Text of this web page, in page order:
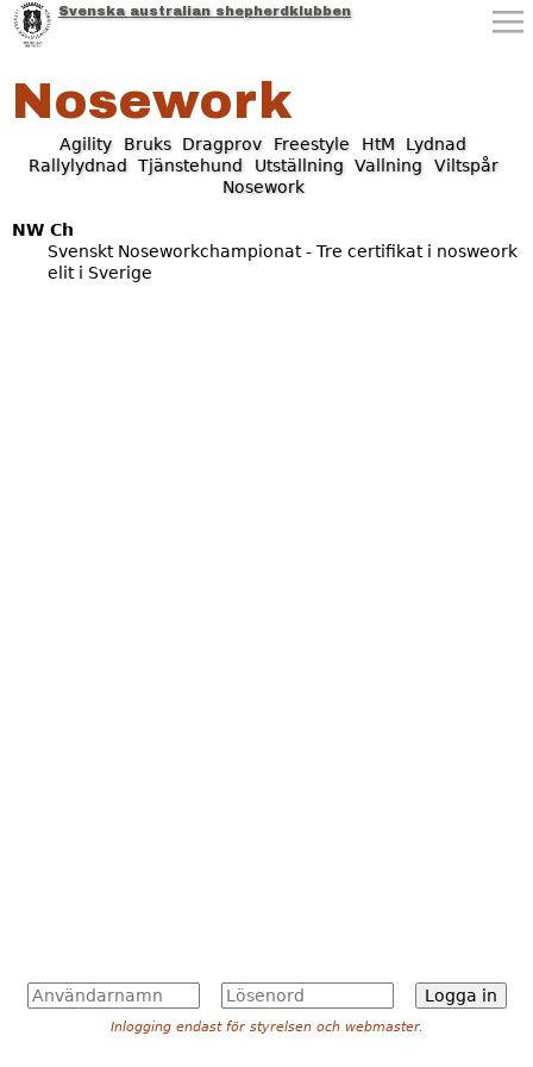
Jump to navigation
Svenska australian shepherdklubben
Nosework
Agility Bruks Dragprov Freestyle HtM
Lydnad
Rallylydnad Tjänstehund Utställning Vallning
Viltspår
Nosework
NW Ch
Svenskt Noseworkchampionat - Tre certifikat i nosweork
elit i Sverige
A
n
L
ö
s
Inlogging endast för styrelsen och webmaster.